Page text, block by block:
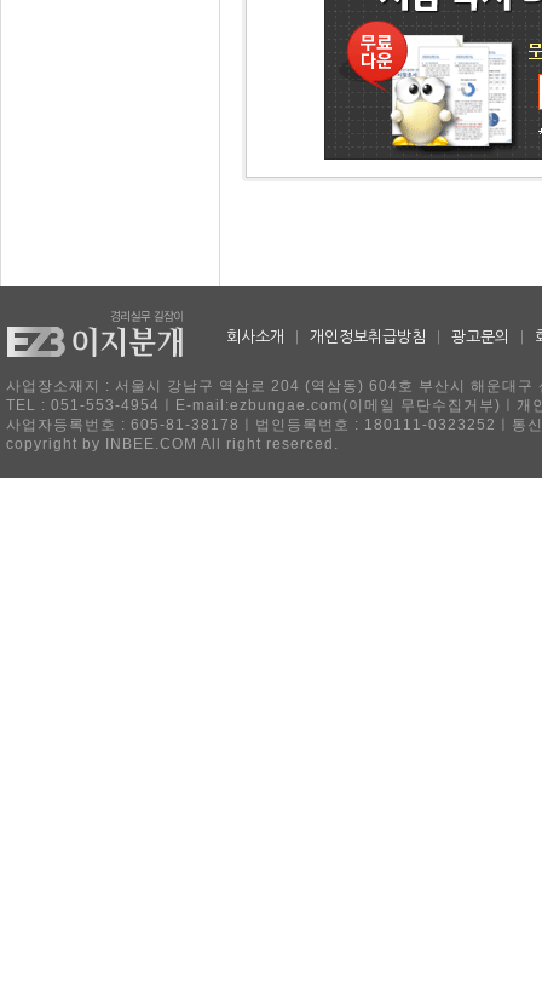
회사소개 개인정보취급방침 광고문의
사업장소재지 : 서울시 강남구 역삼로 204 (역삼동) 604호 부산시 해운대
TEL : 051-553-4954ㅣE-mail:ezbungae.com(이메일 무단수집거부)ㅣ개
사업자등록번호 : 605-81-38178ㅣ법인등록번호 : 180111-0323252ㅣ통
copyright by INBEE.COM All right reserced.